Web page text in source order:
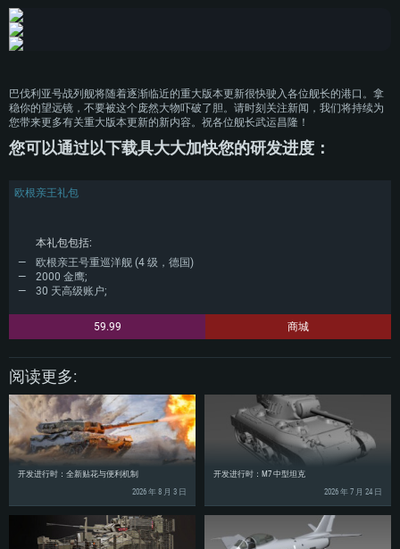
图形处理器：DirectX 11 及以上级别的显卡 - Nvidia GeForce GTX1060 /
AMD Radeon RX 570 同等级及更高
图形处理器：Radeon Vega II或更高，需要支持Metal
网络：宽带网络连接
内存大小: 16 GB
图形处理器：NVIDIA GTX 1060 与最新显卡驱动 (至少为半年以内的版本) 或
同等水平的 AMD 显卡 (如 Radeon RX 570) 及最新的显卡驱动 (至少为半年以
网络：宽带网络连接
硬盘空间：62.2 GB (完整客户端)
巴伐利亚号战列舰将随着逐渐临近的重大版本更新很快驶入各位舰长的港口。拿
稳你的望远镜，不要被这个庞然大物吓破了胆。请时刻关注新闻，我们将持续为
您带来更多有关重大版本更新的新内容。祝各位舰长武运昌隆！
您可以通过以下载具大大加快您的研发进度：
欧根亲王礼包
本礼包包括:
欧根亲王号重巡洋舰 (4 级，德国)
2000 金鹰;
30 天高级账户;
59.99 商城
阅读更多:
开发进行时：全新贴花与便利机制
2026 年 8 月 3 日
开发进行时：M7 中型坦克
2026 年 7 月 24 日